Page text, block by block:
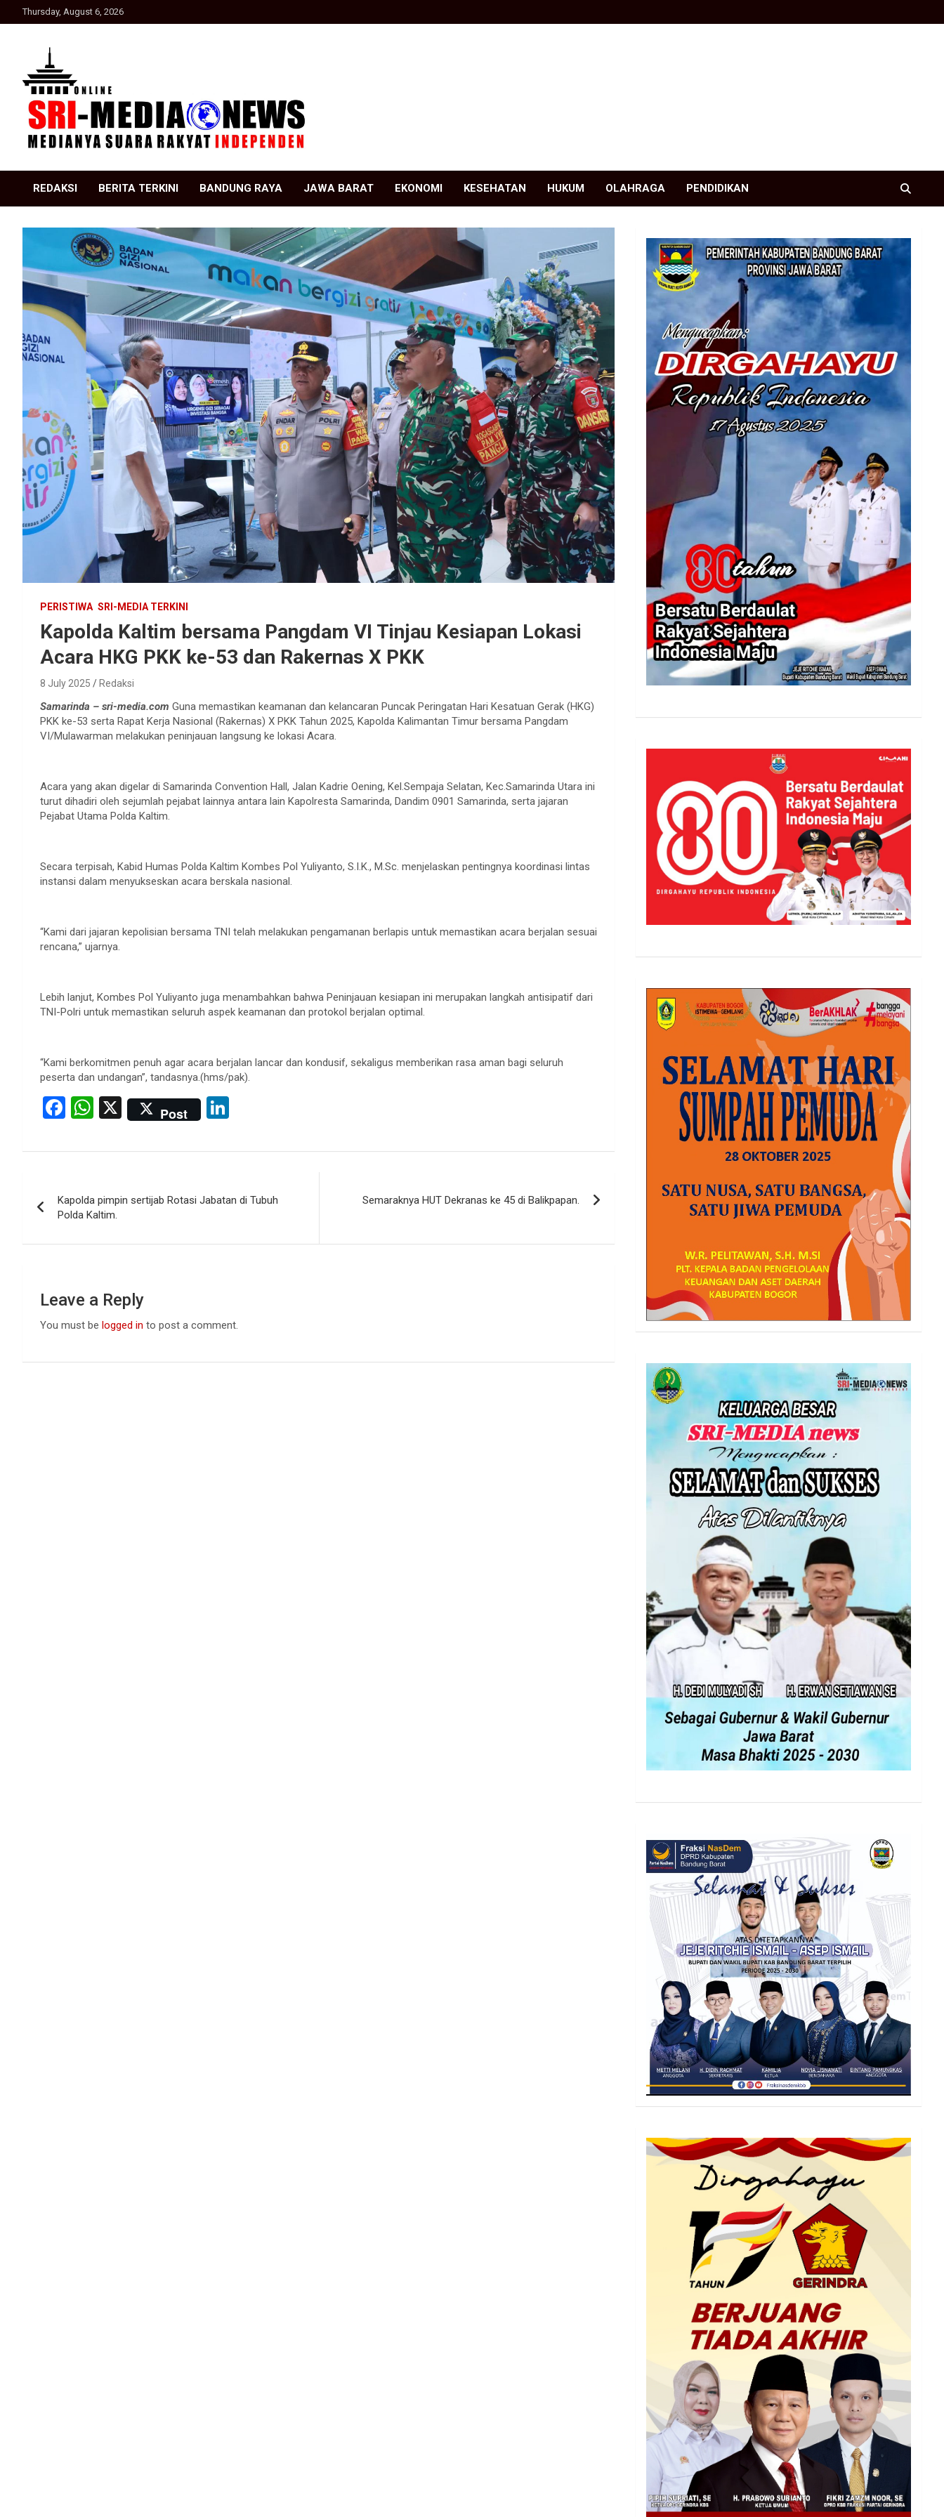
to
Thursday, August 6, 2026
SRI Media news
REDAKSI BERITA TERKINI BANDUNG RAYA JAWA BARAT EKONOMI KESEHATAN HUKUM OLAHRAGA PENDIDIKAN
PERISTIWA SRI-MEDIA TERKINI
Kapolda Kaltim bersama Pangdam VI Tinjau Kesiapan Lokasi
Acara HKG PKK ke-53 dan Rakernas X PKK
8 July 2025 Redaksi
Samarinda – sri-media.com Guna memastikan keamanan dan kelancaran Puncak Peringatan Hari Kesatuan Gerak (HKG)
PKK ke-53 serta Rapat Kerja Nasional (Rakernas) X PKK Tahun 2025, Kapolda Kalimantan Timur bersama Pangdam
VI/Mulawarman melakukan peninjauan langsung ke lokasi Acara.
Acara yang akan digelar di Samarinda Convention Hall, Jalan Kadrie Oening, Kel.Sempaja Selatan, Kec.Samarinda Utara ini
turut dihadiri oleh sejumlah pejabat lainnya antara lain Kapolresta Samarinda, Dandim 0901 Samarinda, serta jajaran
Pejabat Utama Polda Kaltim.
Secara terpisah, Kabid Humas Polda Kaltim Kombes Pol Yuliyanto, S.I.K., M.Sc. menjelaskan pentingnya koordinasi lintas
instansi dalam menyukseskan acara berskala nasional.
“Kami dari jajaran kepolisian bersama TNI telah melakukan pengamanan berlapis untuk memastikan acara berjalan sesuai
rencana,” ujarnya.
Lebih lanjut, Kombes Pol Yuliyanto juga menambahkan bahwa Peninjauan kesiapan ini merupakan langkah antisipatif dari
TNI-Polri untuk memastikan seluruh aspek keamanan dan protokol berjalan optimal.
“Kami berkomitmen penuh agar acara berjalan lancar dan kondusif, sekaligus memberikan rasa aman bagi seluruh
peserta dan undangan”, tandasnya.(hms/pak).
F
ce
o
o
k
W
at
A
p
p
X Post
ke
n
navigation
Kapolda pimpin sertijab Rotasi Jabatan di Tubuh
Polda Kaltim.
Semaraknya HUT Dekranas ke 45 di Balikpapan.
Leave a Reply
You must be logged in to post a comment.